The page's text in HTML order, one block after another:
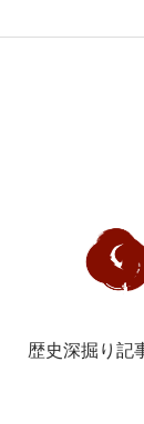
歴史深掘り記